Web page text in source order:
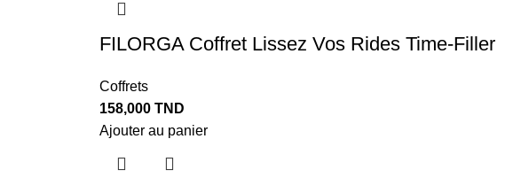
FILORGA Coffret Lissez Vos Rides Time-Filler
Coffrets
158,000 TND
Ajouter au panier